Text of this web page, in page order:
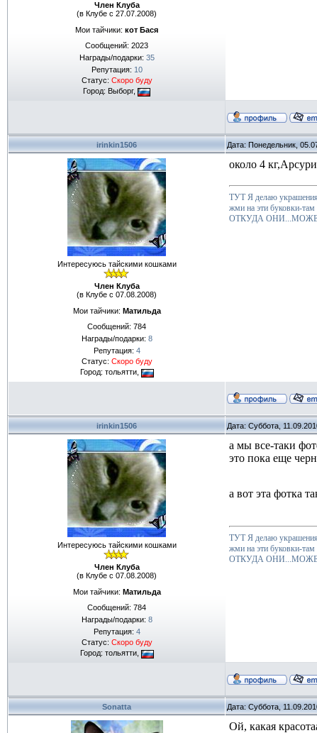
Член Клуба
(в Клубе с 27.07.2008)
Мои тайчики: кот Бася
Сообщений: 2023
Награды/подарки: 35
Репутация: 10
Статус: Скоро буду
Город: Выборг,
irinkin1506 Дата: Понедельник,
Интересуюсь тайскими кошками
Член Клуба
(в Клубе с 07.08.2008)
Мои тайчики: Матильда
Сообщений: 784
Награды/подарки: 8
Репутация: 4
Статус: Скоро буду
Город: тольятти,
около 4
ТУТ Я делаю
жми на эти буковки-
ОТКУДА
irinkin1506 Дата: Суббота,
Интересуюсь тайскими кошками
Член Клуба
(в Клубе с 07.08.2008)
Мои тайчики: Матильда
Сообщений: 784
Награды/подарки: 8
Репутация: 4
Статус: Скоро буду
Город: тольятти,
а мы все-таки
это пока еще
а вот эта фотка
ТУТ Я делаю
жми на эти буковки-
ОТКУДА
Sonatta Дата: Суббота,
Ой, какая